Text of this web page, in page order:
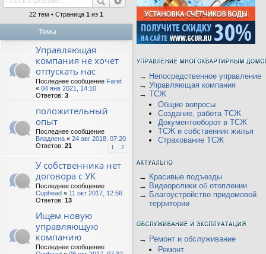
22 тем • Страница 1 из 1
Темы
Управляющая
компания не хочет
отпускать нас
Последнее сообщение Faret
« 04 янв 2021, 14:10
Ответов: 3
положительный
опыт
Последнее сообщение
Владлена « 24 авг 2018, 07:20
Ответов: 21 1 2
У собственника нет
договора с УК
Последнее сообщение
Cuphead « 11 окт 2017, 12:56
Ответов: 13
Ищем новую
управляющую
компанию
Последнее сообщение
→ Непосредственное управление
→ Управляющая компания
→ ТСЖ
Общие вопросы
Создание, работа ТСЖ
Документооборот в ТСЖ
ТСЖ и собственник жилья
Страхование ТСЖ
→ Красивые подъезды
→ Видеоролики об отоплении
→ Благоустройство придомовой
территории
→ Ремонт и обслуживание
Ремонт